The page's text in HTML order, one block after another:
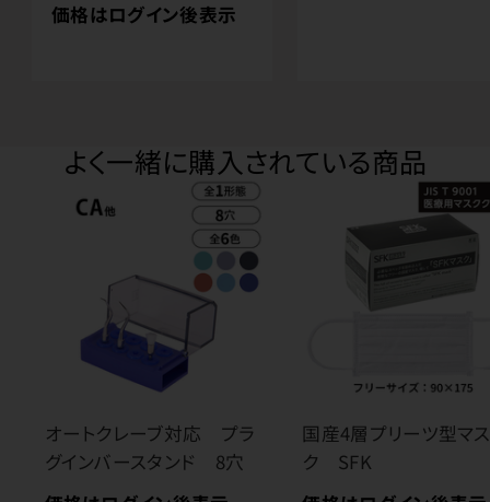
価格はログイン後表示
よく一緒に購入されている商品
オートクレーブ対応 プラ
グインバースタンド 8穴
国産4層プリーツ型マス
ク SFK